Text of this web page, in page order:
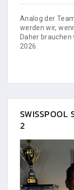
Analog der
werden wir,
Daher brauchen
2026.
2